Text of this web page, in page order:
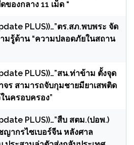
ของกลาง 11 เม็ด “
PLUS))…”ตร.สภ.พบพระ จัด
มรู้ด้าน “ความปลอดภัยในสถาน
PLUS))…”สน.ท่าข้าม ตั้งจุด
จร สามารถจับกุมชายมียาเสพติด
นครอบครอง”
PLUS))…”สืบ สตม.(ปอพ.)
ญากรไซเบอร์จีน หลังศาล